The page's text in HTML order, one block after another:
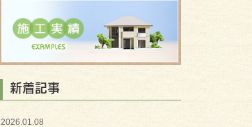
新着記事
2026.01.08